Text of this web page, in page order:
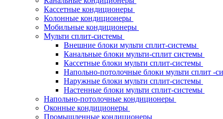
Кассетные кондиционеры
Колонные кондиционеры
Мобильные кондиционеры
Мульти сплит-системы
Внешние блоки мульти сплит-системы
Канальные блоки мульти-сплит системы
Кассетные блоки мульти сплит-системы
Напольно-потолочные блоки мульти сплит -
Наружные блоки мульти сплит-системы
Настенные блоки мульти сплит-системы
Напольно-потолочные кондиционеры
Оконные кондиционеры
Промышленные кондиционеры